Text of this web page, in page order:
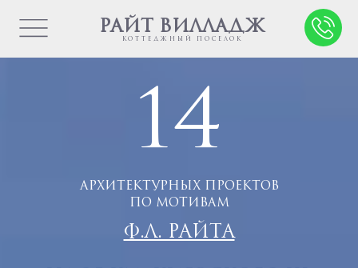
РАЙТ ВИЛЛАДЖ
КОТТЕДЖНЫЙ ПОСЕЛОК
14
АРХИТЕКТУРНЫХ ПРОЕКТОВ
ПО МОТИВАМ
Ф.Л. РАЙТА